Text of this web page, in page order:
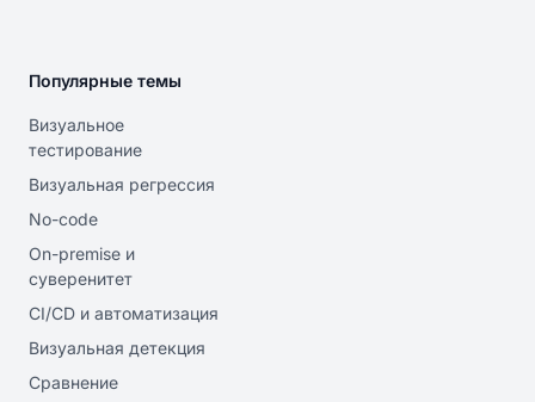
Популярные темы
Визуальное
тестирование
Визуальная регрессия
No-code
On-premise и
суверенитет
CI/CD и автоматизация
Визуальная детекция
Сравнение